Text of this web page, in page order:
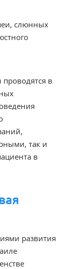
слюнных
в
так и
в
развития